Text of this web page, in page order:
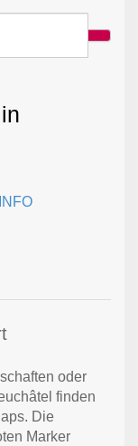
INFO
oder
finden
Die
Marker